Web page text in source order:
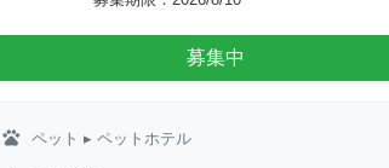
募集中
pets ペット ▸ ペットホテル